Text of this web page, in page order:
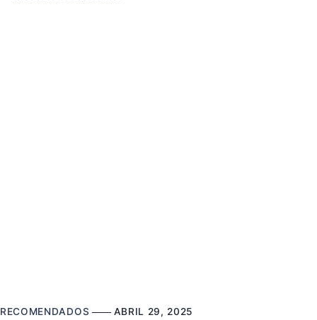
RECOMENDADOS ABRIL 29, 2025